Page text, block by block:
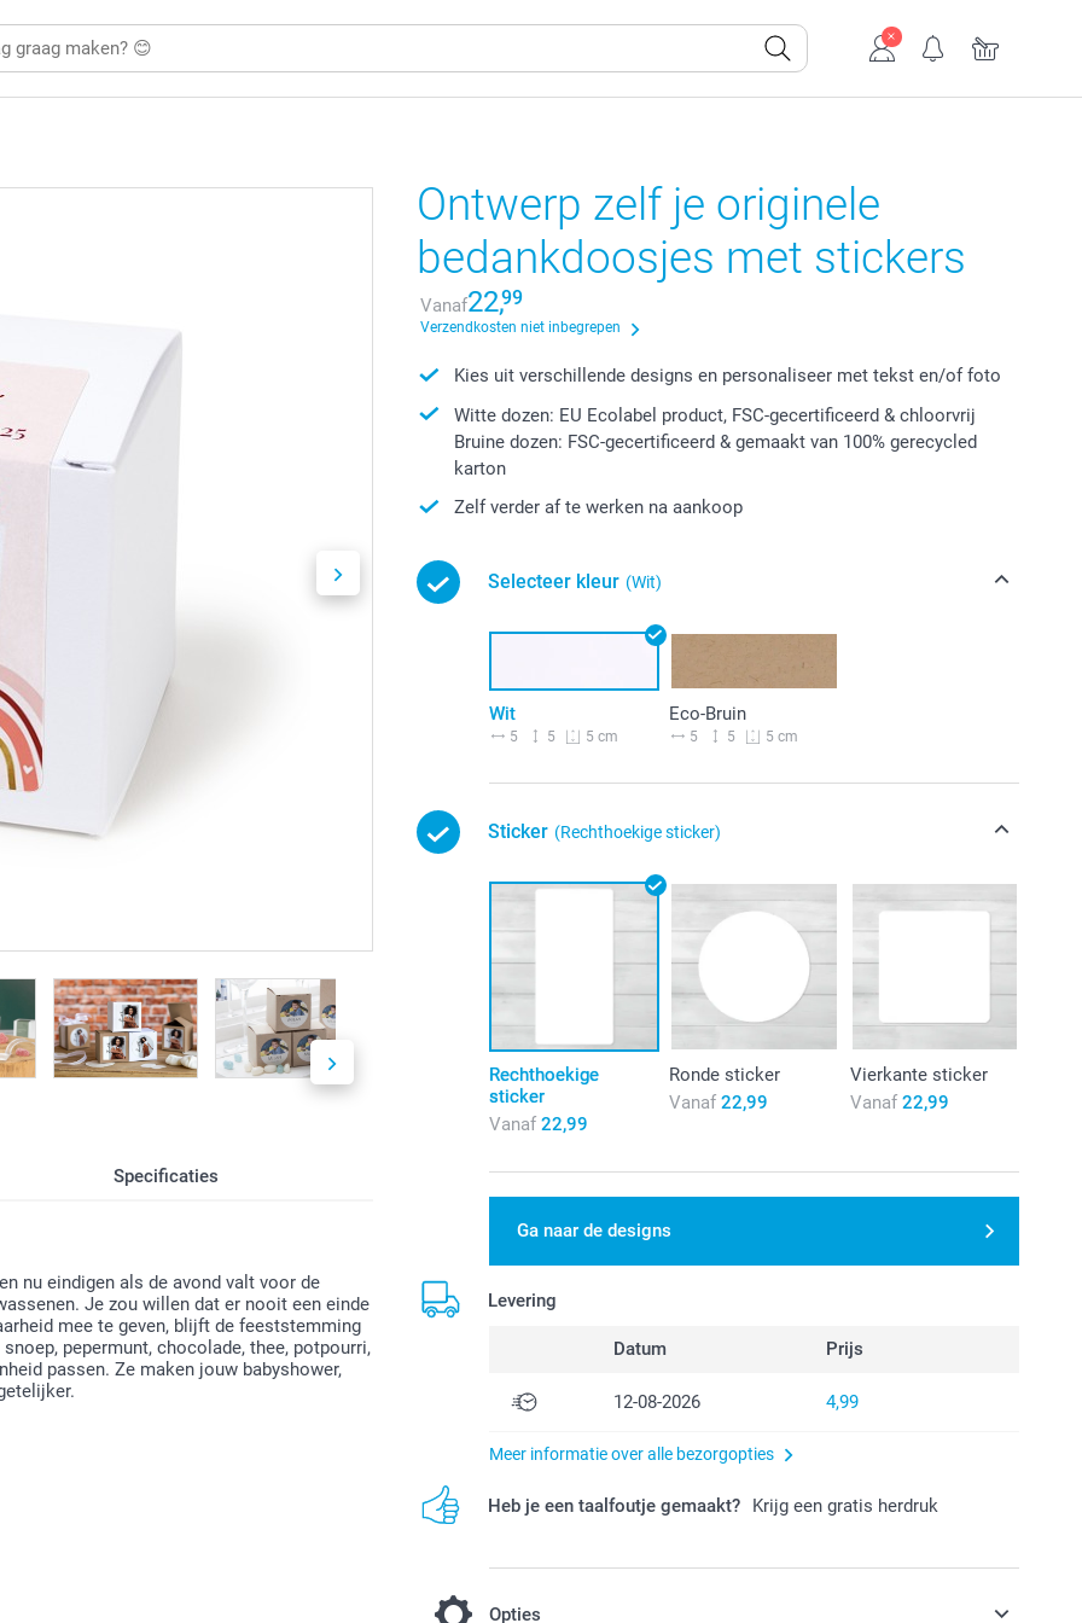
Specificaties
nu eindigen als de avond valt voor de
Je zou willen dat er nooit een einde
mee te geven, blijft de feeststemming
pepermunt, chocolade, thee, potpourri,
passen. Ze maken jouw babyshower,
Ontwerp zelf je originele
bedankdoosjes met stickers
Vanaf22,99
Verzendkosten niet inbegrepen
Kies uit verschillende designs en personaliseer met tekst en/of foto
Witte dozen: EU Ecolabel product, FSC-gecertificeerd & chloorvrij
Bruine dozen: FSC-gecertificeerd & gemaakt van 100% gerecycled
karton
Zelf verder af te werken na aankoop
Selecteer kleur (Wit)
Wit
5 5 5 cm
Eco-Bruin
5 5 5 cm
Sticker (Rechthoekige sticker)
Rechthoekige
sticker
Vanaf 22,99
Ronde sticker
Vanaf 22,99
Vierkante sticker
Vanaf22,99
Ga naar de designs
Levering
Datum Prijs
12-08-2026 4,99
Meer informatie over alle bezorgopties
Heb je een taalfoutje gemaakt? Krijg een gratis herdruk
Opties